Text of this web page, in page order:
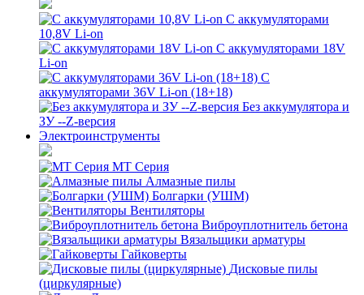
С аккумуляторами
10,8V Li-on
С аккумуляторами 18V
Li-on
С
аккумуляторами 36V Li-on (18+18)
Без аккумулятора и
ЗУ --Z-версия
Электроинструменты
MT Серия
Алмазные пилы
Болгарки (УШМ)
Вентиляторы
Виброуплотнитель бетона
Вязальщики арматуры
Гайковерты
Дисковые пилы
(циркулярные)